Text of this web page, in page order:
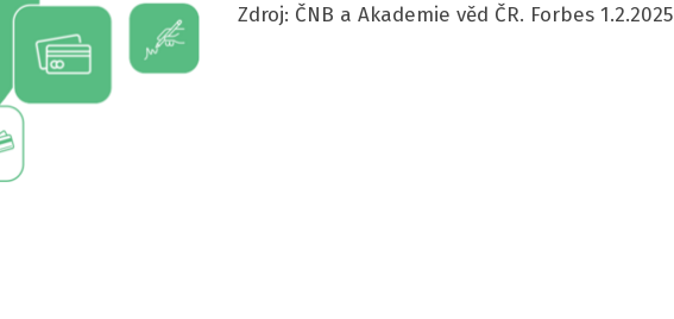
Zdroj: ČNB a Akademie věd ČR. Forbes 1.2.2025